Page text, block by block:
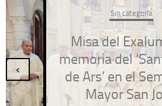
Sin categoría
Misa del
memoria del
de Ars’ en el
Mayor San
‹